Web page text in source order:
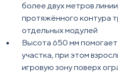
более двух метров
протяжённого контура
отдельных модулей
Высота 650 мм
участка, при этом
игровую зону поверх